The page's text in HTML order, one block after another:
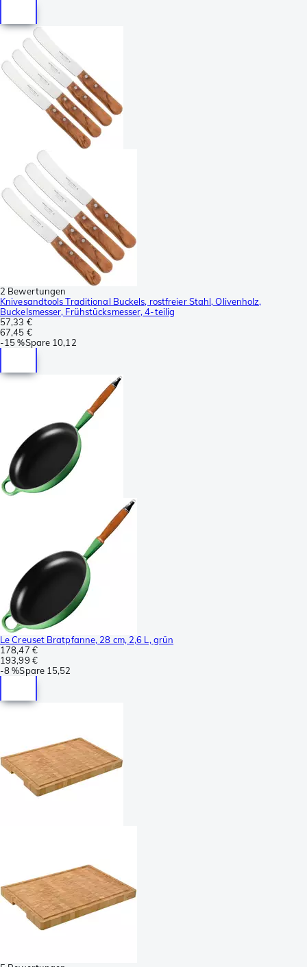
2 Bewertungen
Knivesandtools Traditional Buckels, rostfreier Stahl, Olivenholz,
Buckelsmesser, Frühstücksmesser, 4-teilig
57,33 €
67,45 €
-15 %Spare 10,12
Le Creuset Bratpfanne, 28 cm, 2,6 L, grün
178,47 €
193,99 €
-8 %Spare 15,52